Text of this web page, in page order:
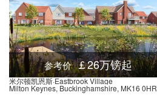
参考价 ￡26万镑起
米尔顿凯恩斯·Eastbrook Village
Milton Keynes, Buckinghamshire, MK16 0HR